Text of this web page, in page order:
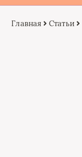
Главная Статьи